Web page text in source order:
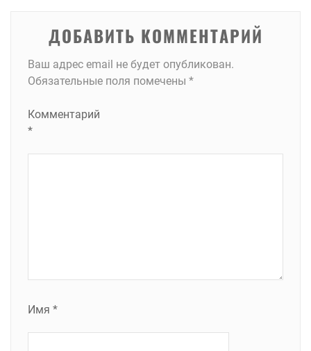
ДОБАВИТЬ КОММЕНТАРИЙ
Ваш адрес email не будет опубликован.
Обязательные поля помечены *
Комментарий
*
Имя *